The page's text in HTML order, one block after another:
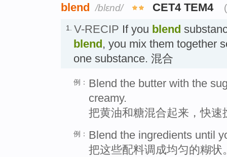
blend /blɛnd/ CET4 TEM4
1. V-RECIP If you blend
blend, you mix them together
one substance. 混合
例： Blend the butter with the
creamy.
把黄油和糖混合起来，快速
例： Blend the ingredients until
把这些配料调成均匀的糊状